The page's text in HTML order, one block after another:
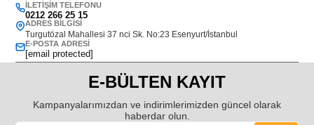
İLETIŞIM TELEFONU
0212 266 25 15
ADRES BILGISI
Turgutözal Mahallesi 37 nci Sk. No:23 Esenyurt/İstanbul
E-POSTA ADRESI
[email protected]
E-BÜLTEN KAYIT
Kampanyalarımızdan ve indirimlerimizden güncel olarak
haberdar olun.